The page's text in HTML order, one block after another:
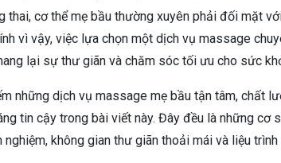
thai, cơ thể mẹ bầu thường xuyên phải đối mặt
vì vậy, việc lựa chọn một dịch vụ massage
lại sự thư giãn và chăm sóc tối ưu cho sức
những dịch vụ massage mẹ bầu tận tâm, chất
tin cậy trong bài viết này. Đây đều là những cơ
nghiệm, không gian thư giãn thoải mái và liệu